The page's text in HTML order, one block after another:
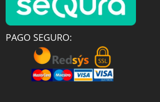
PAGO SEGURO: